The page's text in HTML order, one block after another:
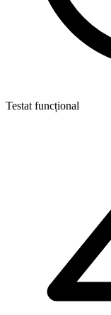
Testat funcțional